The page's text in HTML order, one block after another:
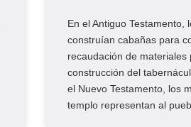
En el Antiguo Testamento,
construían cabañas para
recaudación de materiales
construcción del
el Nuevo Testamento, los
templo representan al